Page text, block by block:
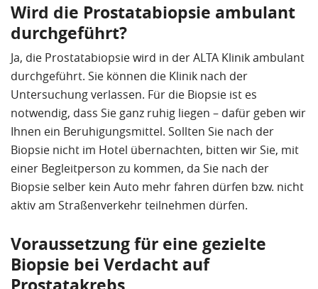
Wird die Prostatabiopsie ambulant
durchgeführt?
Ja, die Prostatabiopsie wird in der ALTA Klinik ambulant
durchgeführt. Sie können die Klinik nach der
Untersuchung verlassen. Für die Biopsie ist es
notwendig, dass Sie ganz ruhig liegen – dafür geben wir
Ihnen ein Beruhigungsmittel. Sollten Sie nach der
Biopsie nicht im Hotel übernachten, bitten wir Sie, mit
einer Begleitperson zu kommen, da Sie nach der
Biopsie selber kein Auto mehr fahren dürfen bzw. nicht
aktiv am Straßenverkehr teilnehmen dürfen.
Voraussetzung für eine gezielte
Biopsie bei Verdacht auf